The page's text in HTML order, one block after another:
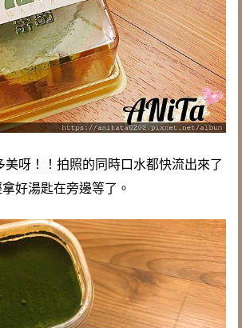
呀！！拍照的同時口水都快流出來了
好湯匙在旁邊等了。